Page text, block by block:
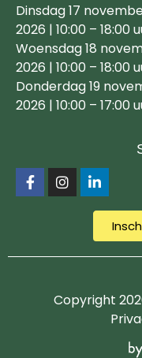
Dinsdag 17
2026 | 10:00 – 18:00
Woensdag 18
2026 | 10:00 – 18:00
Donderdag 19
2026 | 10:00 – 17:00
Copyright